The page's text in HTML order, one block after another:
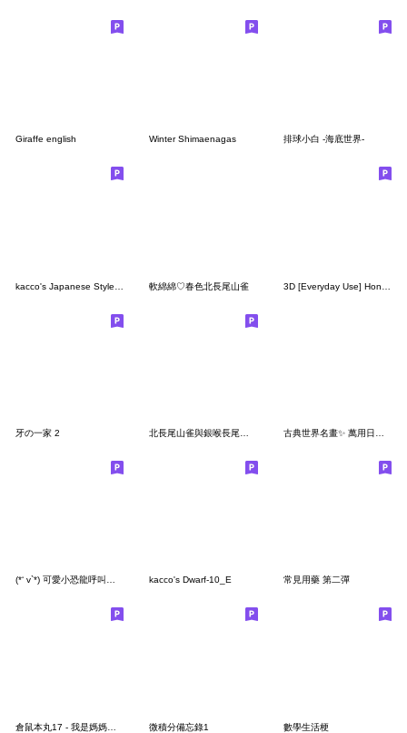
Giraffe english Winter Shimaenagas 排球小白 -海底世界-
軟綿綿♡春色北長尾山雀
牙の一家 2
(*‘ v`*) 可愛小恐龍呼叫兒子 kacco's Dwarf-10_E 常見用藥 第二彈
微積分備忘錄1 數學生活梗